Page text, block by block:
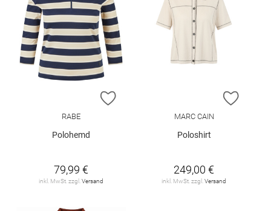
ZUR WUNSCHLISTE HINZUFÜGEN
RABE
Polohemd
79,99 €
inkl. MwSt. zzgl. Versand
ZUR
MARC CAIN
Poloshirt
249,00 €
inkl. MwSt. zzgl. Versand